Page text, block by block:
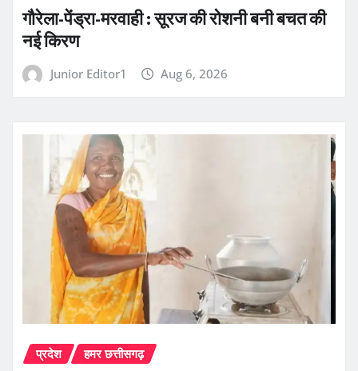
गौरेला-पेंड्रा-मरवाही : सूरज की रोशनी बनी बचत की
नई किरण
Junior Editor1 Aug 6, 2026
प्रदेश हमर छत्तीसगढ़